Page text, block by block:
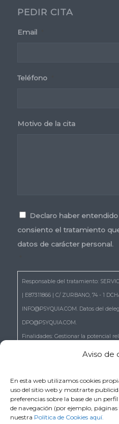
Aviso de
En esta web utilizamos cookies
uso del sitio web y mostrarte
preferencias sobre la base de un
de navegación (por ejemplo,
nuestra Política de Cookies aquí.
PEDIR CITA
Email
Teléfono
Motivo de la cita
Declaro haber
consiento el tratamiento
datos de carácter personal.
Responsable del tratamiento:
| E87311866 | C/ ZURBANO, 74 - 1
INFO@PSYQUIA.COM. Datos del
DPO@PSYQUIA.COM.
Finalidades: Gestionar la potencial
22 del RGPD, de acceso,
únicamente en el tratamiento